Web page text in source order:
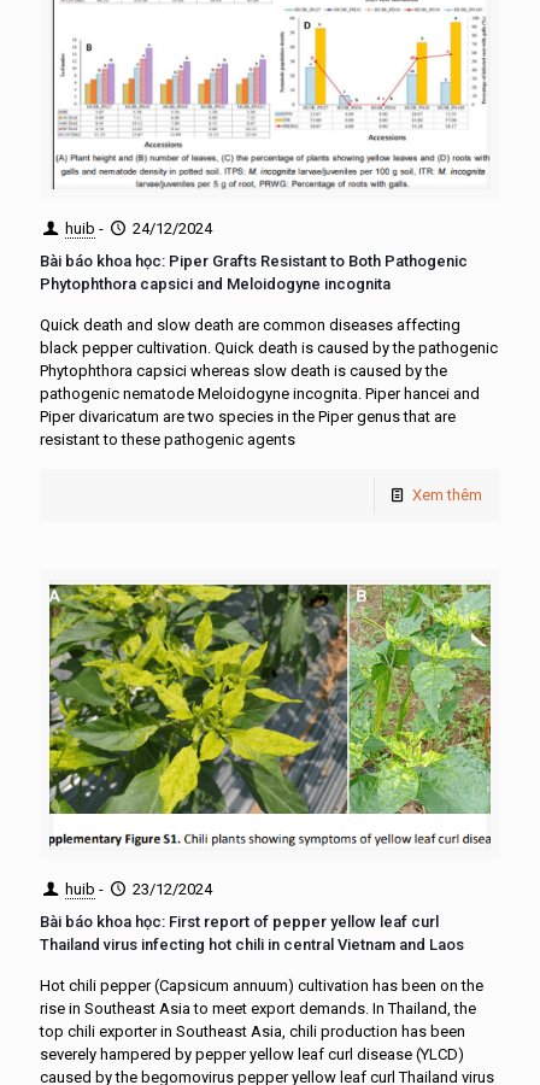
huib -
24/12/2024
Bài báo khoa học: Piper Grafts Resistant to Both Pathogenic
Phytophthora capsici and Meloidogyne incognita
Quick death and slow death are common diseases affecting
black pepper cultivation. Quick death is caused by the pathogenic
Phytophthora capsici whereas slow death is caused by the
pathogenic nematode Meloidogyne incognita. Piper hancei and
Piper divaricatum are two species in the Piper genus that are
resistant to these pathogenic agents
Xem thêm
huib -
23/12/2024
Bài báo khoa học: First report of pepper yellow leaf curl
Thailand virus infecting hot chili in central Vietnam and Laos
Hot chili pepper (Capsicum annuum) cultivation has been on the
rise in Southeast Asia to meet export demands. In Thailand, the
top chili exporter in Southeast Asia, chili production has been
severely hampered by pepper yellow leaf curl disease (YLCD)
caused by the begomovirus pepper yellow leaf curl Thailand virus